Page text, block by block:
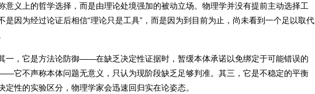
意义上的哲学选择，而是由理论处境强加的被动立场。物理学并没有提前主动选择工
是因为经过论证后相信“理论只是工具”，而是因为到目前为止，尚未看到一个足以取代
一，它是方法论防御——在缺乏决定性证据时，暂缓本体承诺以免绑定于可能错误的
它不声称本体问题无意义，只认为现阶段缺乏足够判准。其三，它是不稳定的平衡
性的实验区分，物理学家会迅速回归实在论姿态。